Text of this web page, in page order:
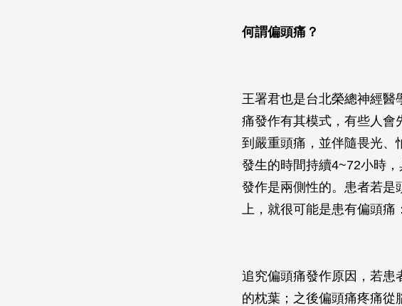
何謂偏頭痛？
王署君也是台北榮總神經
痛發作有其模式，有些人會
到嚴重頭痛，並伴隨畏光、
發生的時間持續4~72小時
發作是兩側性的。患者若是
上，就很可能是患有偏頭
追究偏頭痛發作原因，若患
的枕葉；之後偏頭痛疼痛從